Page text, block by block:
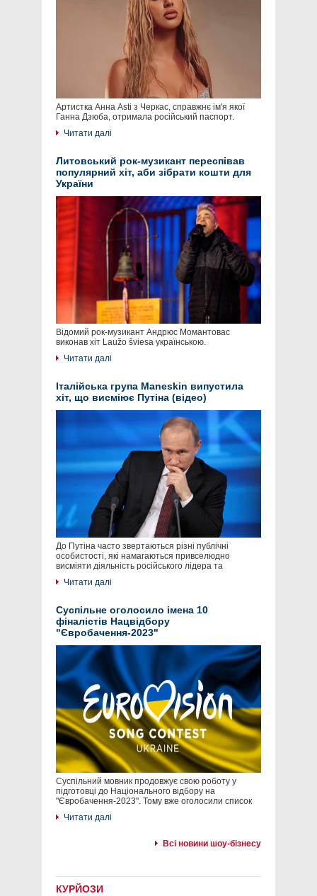
Артистка Анна Asti з Черкас, справжнє ім'я якої
Ганна Дзюба, отримала російський паспорт.
Читати далі
Литовський рок-музикант переспівав
популярний хіт, аби зібрати кошти для
України
Відомий рок-музикант Андрюс Момантовас
виконав хіт Laužo šviesa українською.
Читати далі
Італійська група Maneskin випустила
хіт, що висміює Путіна (відео)
До Путіна часто звертаються різні публічні
особистості, які намагаються привселюдно
висміяти діяльність російського лідера та
Читати далі
Суспільне оголосило імена 10
фіналістів Нацвідбору
"Євробачення-2023"
Суспільний мовник продовжує свою роботу у
підготовці до Національного відбору на
"Євробачення-2023". Тому вже оголосили список
Читати далі
Всі новини шоу-бізнесу
КУРЙОЗИ